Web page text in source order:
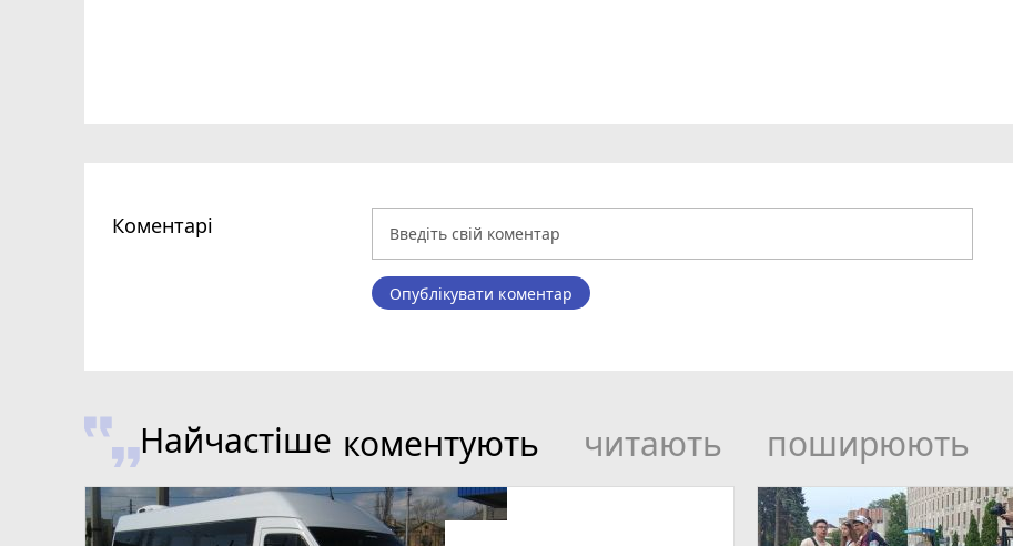
Коментарі
Опублікувати коментар
Найчастіше коментують читають поширюють